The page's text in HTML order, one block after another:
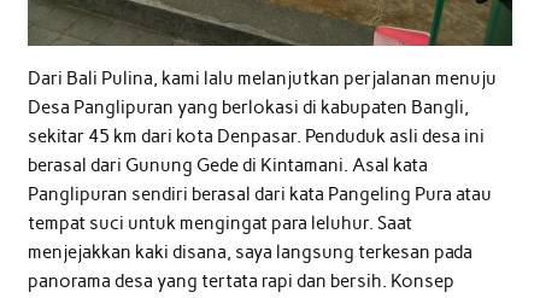
Dari Bali Pulina, kami lalu melanjutkan perjalanan menuju
Desa Panglipuran yang berlokasi di kabupaten Bangli,
sekitar 45 km dari kota Denpasar. Penduduk asli desa ini
berasal dari Gunung Gede di Kintamani. Asal kata
Panglipuran sendiri berasal dari kata Pangeling Pura atau
tempat suci untuk mengingat para leluhur. Saat
menjejakkan kaki disana, saya langsung terkesan pada
panorama desa yang tertata rapi dan bersih. Konsep